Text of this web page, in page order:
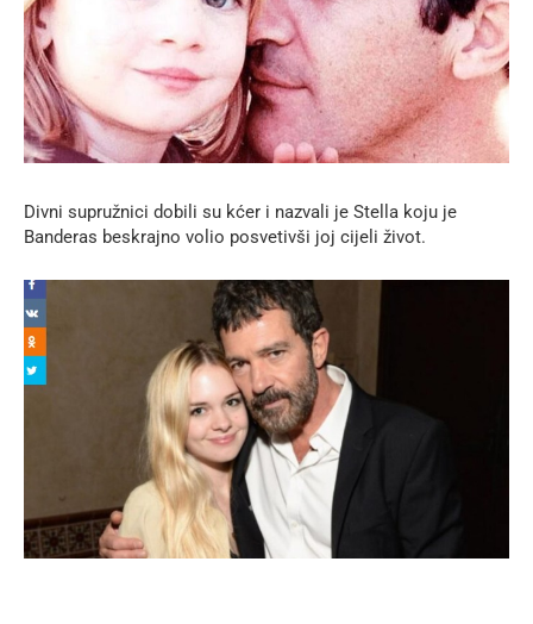
Divni supružnici dobili su kćer i nazvali je Stella koju je
Banderas beskrajno volio posvetivši joj cijeli život.